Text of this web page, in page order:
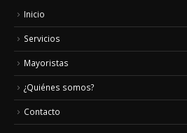
Inicio
Servicios
Mayoristas
¿Quiénes somos?
Contacto